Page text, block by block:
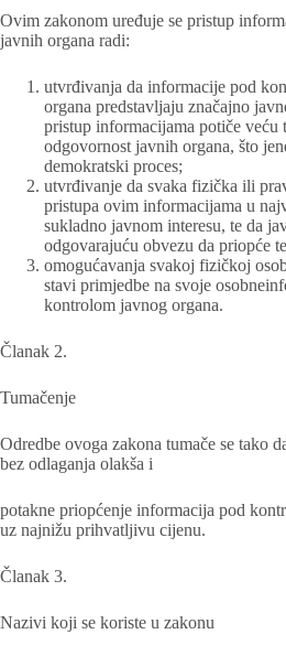
Ovim zakonom uređuje se pristup
javnih organa radi:
utvrđivanja da informacije pod
organa predstavljaju značajno
pristup informacijama potiče veću
odgovornost javnih organa, što
demokratski proces;
utvrđivanje da svaka fizička ili
pristupa ovim informacijama u
sukladno javnom interesu, te da
odgovarajuću obvezu da priopće
omogućavanja svakoj fizičkoj
stavi primjedbe na svoje
kontrolom javnog organa.
Članak 2.
Tumačenje
Odredbe ovoga zakona tumače se tako
bez odlaganja olakša i
potakne priopćenje informacija pod
uz najnižu prihvatljivu cijenu.
Članak 3.
Nazivi koji se koriste u zakonu